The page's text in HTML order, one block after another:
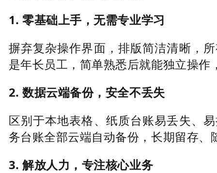
1. 零基础上手，无需专业学习
摒弃复杂操作界面，排版简洁清晰，
是年长员工，简单熟悉后就能独立操
2. 数据云端备份，安全不丢失
区别于本地表格、纸质台账易丢失、
务台账全部云端自动备份，长期留存
3. 解放人力，专注核心业务